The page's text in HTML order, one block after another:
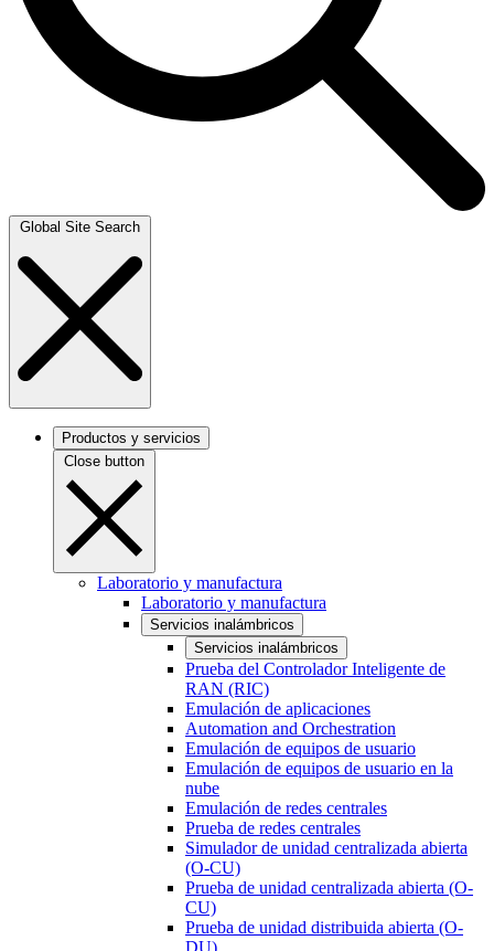
Global Site Search
Productos y servicios
Close button
Laboratorio y manufactura
Laboratorio y manufactura
Servicios inalámbricos
Servicios inalámbricos
Prueba del Controlador Inteligente de
RAN (RIC)
Emulación de aplicaciones
Automation and Orchestration
Emulación de equipos de usuario
Emulación de equipos de usuario en la
nube
Emulación de redes centrales
Prueba de redes centrales
Simulador de unidad centralizada abierta
(O-CU)
Prueba de unidad centralizada abierta (O-
CU)
Prueba de unidad distribuida abierta (O-